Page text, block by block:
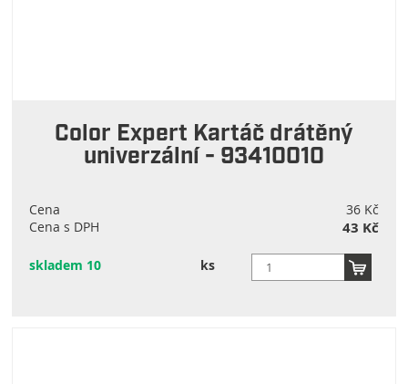
Color Expert Kartáč drátěný
univerzální - 93410010
Cena
36 Kč
Cena s DPH
43 Kč
skladem 10 ks